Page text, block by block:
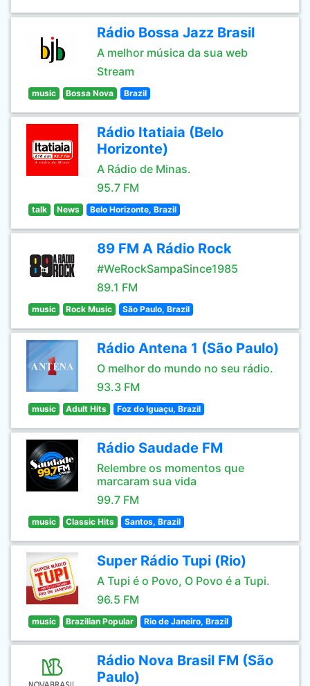
Rádio Bossa Jazz Brasil
A melhor música da sua web
Stream
music Bossa Nova Brazil
Rádio Itatiaia (Belo
Horizonte)
A Rádio de Minas.
95.7 FM
talk News Belo Horizonte, Brazil
89 FM A Rádio Rock
#WeRockSampaSince1985
89.1 FM
music Rock Music São Paulo, Brazil
Rádio Antena 1 (São Paulo)
O melhor do mundo no seu rádio.
93.3 FM
music Adult Hits Foz do Iguaçu, Brazil
Rádio Saudade FM
Relembre os momentos que
marcaram sua vida
99.7 FM
music Classic Hits Santos, Brazil
Super Rádio Tupi (Rio)
A Tupi é o Povo, O Povo é a Tupi.
96.5 FM
music Brazilian Popular Rio de Janeiro, Brazil
Rádio Nova Brasil FM (São
Paulo)